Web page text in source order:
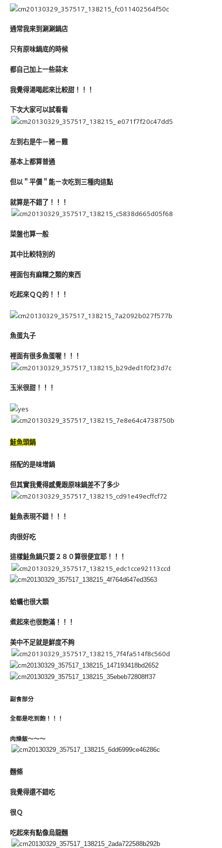
通常我來到涮涮鍋店
只有原味鍋底的時候
都自己加上一些蒜末
我覺得湯喝起來比較甜！！！
下次大家可以試看看
左到右是牛－豬－雞
基本上都算普通
但以＂平價＂能ㄧ次吃到三種肉這點
就算是不錯了！！！
菜盤也算一般
其中比較特別的
裡面包有麻糬之類的東西
吃起來ＱＱ的！！！
魚蛋丸子
裡面有很多魚蛋喔！！！
玉米很甜！！！
鮭魚頭鍋
搭配的是味增鍋
但其實我覺得感覺跟原味鍋差不了多少
鮭魚表現不錯！！！
肉很好吃
這樣鮭魚鍋只要２８０算很便宜耶！！！
蛤蠣也很大顆
煮起來也很飽滿！！！
美中不足就是鮮度不夠
副食部分
全都是吃到飽！！！
肉燥飯～～～
麵條
我覺得還不錯吃
很Ｑ
吃起來有點像烏龍麵